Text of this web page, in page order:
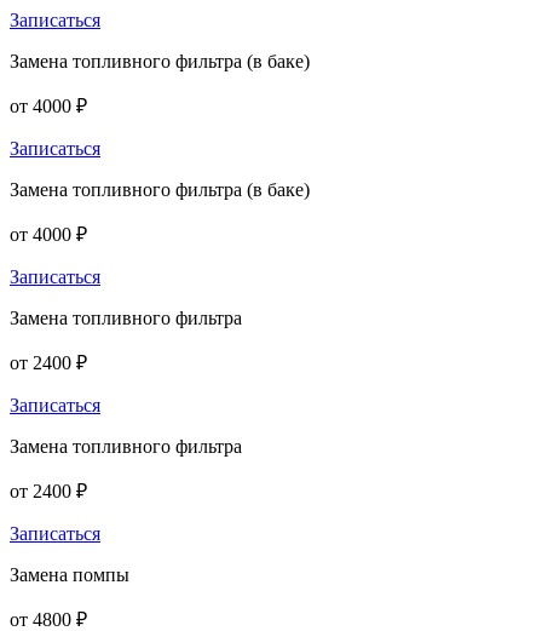
Записаться
Замена топливного фильтра (в баке)
от 4000 ₽
Записаться
Замена топливного фильтра (в баке)
от 4000 ₽
Записаться
Замена топливного фильтра
от 2400 ₽
Записаться
Замена топливного фильтра
от 2400 ₽
Записаться
Замена помпы
от 4800 ₽